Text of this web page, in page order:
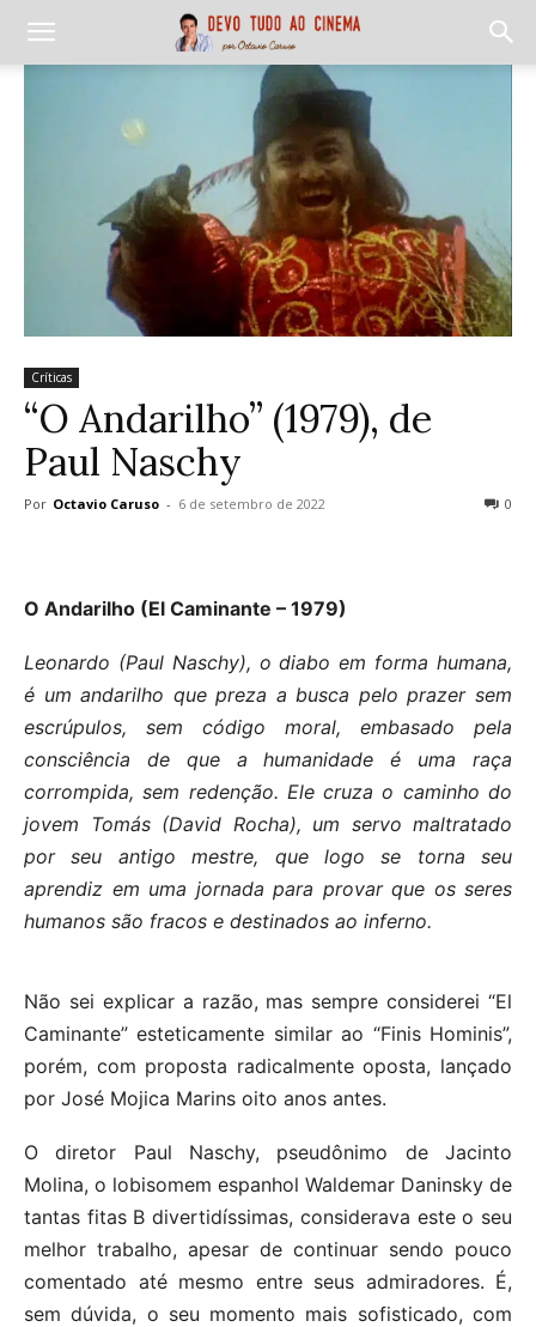
Críticas
“O Andarilho” (1979), de
Paul Naschy
Por Octavio Caruso - 6 de setembro de 2022 0
O Andarilho (El Caminante – 1979)
Leonardo (Paul Naschy), o diabo em forma humana,
é um andarilho que preza a busca pelo prazer sem
escrúpulos, sem código moral, embasado pela
consciência de que a humanidade é uma raça
corrompida, sem redenção. Ele cruza o caminho do
jovem Tomás (David Rocha), um servo maltratado
por seu antigo mestre, que logo se torna seu
aprendiz em uma jornada para provar que os seres
humanos são fracos e destinados ao inferno.
Não sei explicar a razão, mas sempre considerei “El
Caminante” esteticamente similar ao “Finis Hominis”,
porém, com proposta radicalmente oposta, lançado
por José Mojica Marins oito anos antes.
O diretor Paul Naschy, pseudônimo de Jacinto
Molina, o lobisomem espanhol Waldemar Daninsky de
tantas fitas B divertidíssimas, considerava este o seu
melhor trabalho, apesar de continuar sendo pouco
comentado até mesmo entre seus admiradores. É,
sem dúvida, o seu momento mais sofisticado, com